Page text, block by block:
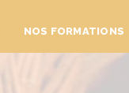
NOS FORMATIONS